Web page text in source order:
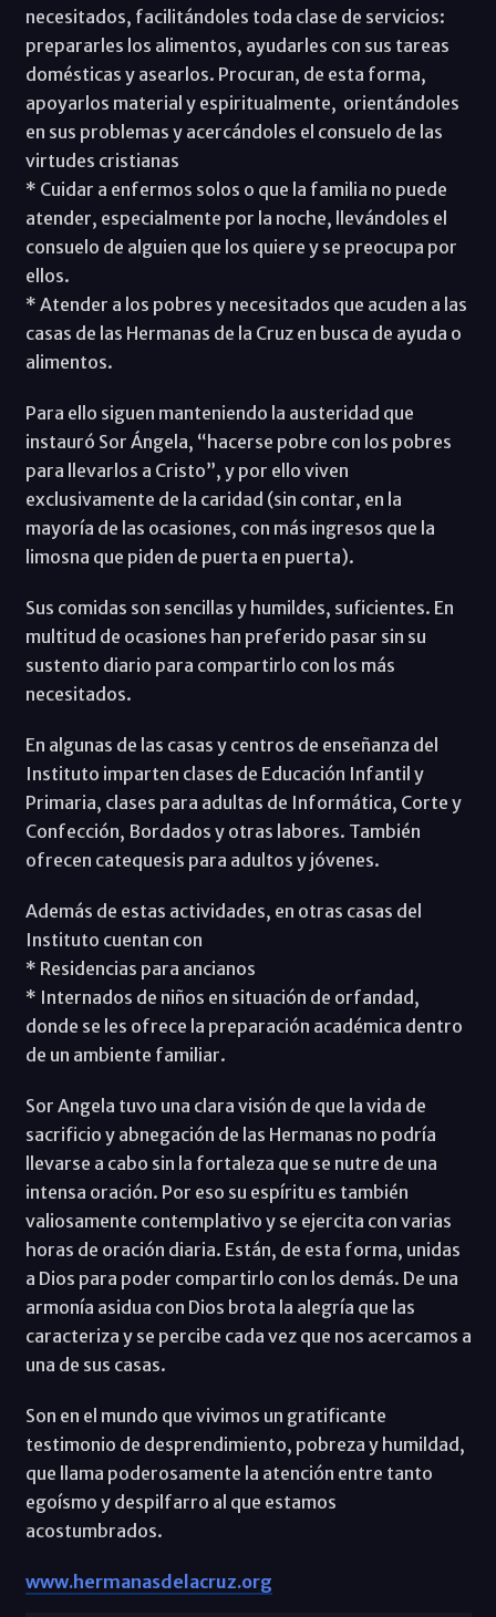
necesitados, facilitándoles toda clase de servicios:
prepararles los alimentos, ayudarles con sus tareas
domésticas y asearlos. Procuran, de esta forma,
apoyarlos material y espiritualmente, orientándoles
en sus problemas y acercándoles el consuelo de las
virtudes cristianas
* Cuidar a enfermos solos o que la familia no puede
atender, especialmente por la noche, llevándoles el
consuelo de alguien que los quiere y se preocupa por
ellos.
* Atender a los pobres y necesitados que acuden a las
casas de las Hermanas de la Cruz en busca de ayuda o
alimentos.
Para ello siguen manteniendo la austeridad que
instauró Sor Ángela, “hacerse pobre con los pobres
para llevarlos a Cristo”, y por ello viven
exclusivamente de la caridad (sin contar, en la
mayoría de las ocasiones, con más ingresos que la
limosna que piden de puerta en puerta).
Sus comidas son sencillas y humildes, suficientes. En
multitud de ocasiones han preferido pasar sin su
sustento diario para compartirlo con los más
necesitados.
En algunas de las casas y centros de enseñanza del
Instituto imparten clases de Educación Infantil y
Primaria, clases para adultas de Informática, Corte y
Confección, Bordados y otras labores. También
ofrecen catequesis para adultos y jóvenes.
Además de estas actividades, en otras casas del
Instituto cuentan con
* Residencias para ancianos
* Internados de niños en situación de orfandad,
donde se les ofrece la preparación académica dentro
de un ambiente familiar.
Sor Angela tuvo una clara visión de que la vida de
sacrificio y abnegación de las Hermanas no podría
llevarse a cabo sin la fortaleza que se nutre de una
intensa oración. Por eso su espíritu es también
valiosamente contemplativo y se ejercita con varias
horas de oración diaria. Están, de esta forma, unidas
a Dios para poder compartirlo con los demás. De una
armonía asidua con Dios brota la alegría que las
caracteriza y se percibe cada vez que nos acercamos a
una de sus casas.
Son en el mundo que vivimos un gratificante
testimonio de desprendimiento, pobreza y humildad,
que llama poderosamente la atención entre tanto
egoísmo y despilfarro al que estamos
acostumbrados.
www.hermanasdelacruz.org